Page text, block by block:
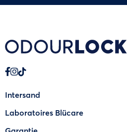
Intersand
Laboratoires Blücare